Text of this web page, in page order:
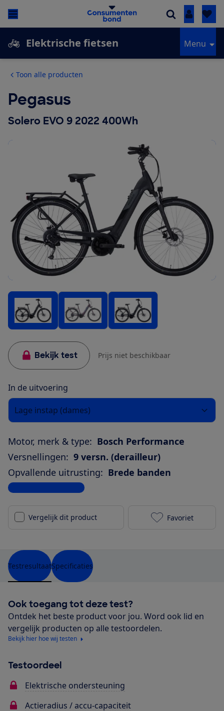
Inloggen
Elektrische fietsen Menu
Toon alle producten
Pegasus
Solero EVO 9 2022 400Wh
Bekijk test Prijs niet beschikbaar
In de uitvoering
Lage instap (dames)
Motor, merk & type: Bosch Performance
Versnellingen: 9 versn. (derailleur)
Opvallende uitrusting: Brede banden
Bekijk alle specificaties
Vergelijk dit product Pegasus
Favoriet
TestresultaatSpecificaties
Ook toegang tot deze test?
Ontdek het beste product voor jou. Word ook lid en
vergelijk producten op alle testoordelen.
Bekijk hier hoe wij testen
Testoordeel
Elektrische ondersteuning
Actieradius / accu-capaciteit